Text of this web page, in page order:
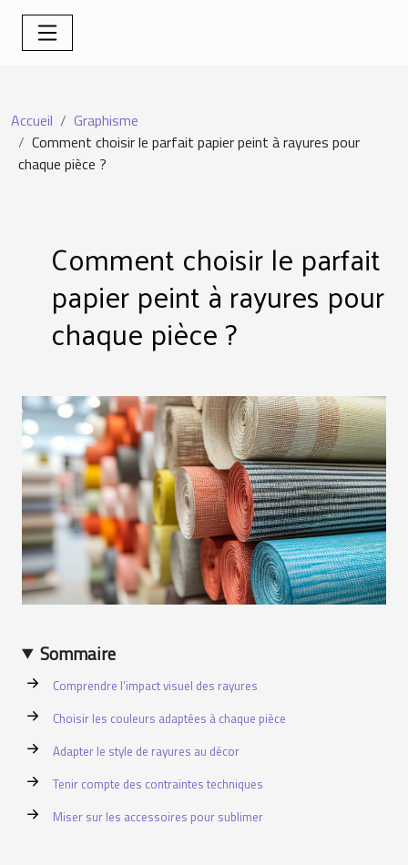
Accueil
Graphisme
Comment choisir le parfait papier peint à rayures pour
chaque pièce ?
Comment choisir le parfait
papier peint à rayures pour
chaque pièce ?
Sommaire
Comprendre l’impact visuel des rayures
Choisir les couleurs adaptées à chaque pièce
Adapter le style de rayures au décor
Tenir compte des contraintes techniques
Miser sur les accessoires pour sublimer